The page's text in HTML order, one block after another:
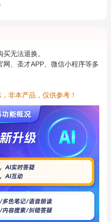
无法退换。
、圣才APP、微信小程序等多
非本产品，仅供参考！